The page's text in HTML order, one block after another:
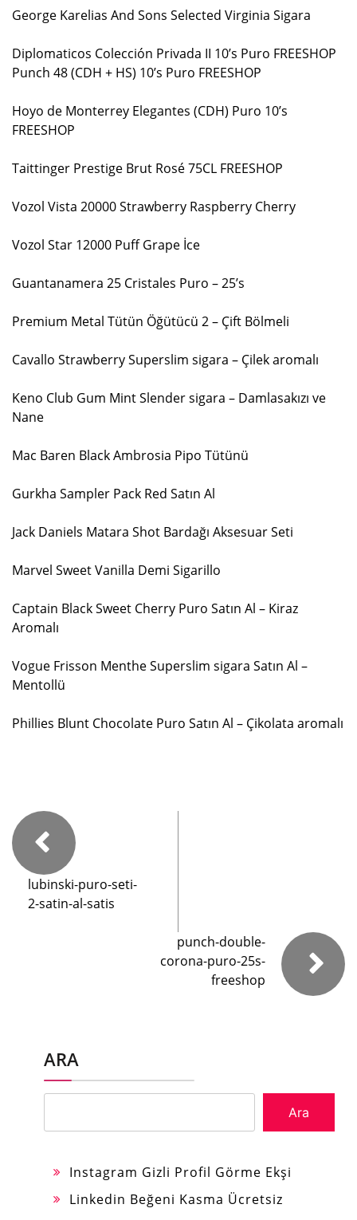
George Karelias And Sons Selected Virginia Sigara
Diplomaticos Colección Privada II 10’s Puro FREESHOP
Punch 48 (CDH + HS) 10’s Puro FREESHOP
Hoyo de Monterrey Elegantes (CDH) Puro 10’s
FREESHOP
Taittinger Prestige Brut Rosé 75CL FREESHOP
Vozol Vista 20000 Strawberry Raspberry Cherry
Vozol Star 12000 Puff Grape İce
Guantanamera 25 Cristales Puro – 25’s
Premium Metal Tütün Öğütücü 2 – Çift Bölmeli
Cavallo Strawberry Superslim sigara – Çilek aromalı
Keno Club Gum Mint Slender sigara – Damlasakızı ve
Nane
Mac Baren Black Ambrosia Pipo Tütünü
Gurkha Sampler Pack Red Satın Al
Jack Daniels Matara Shot Bardağı Aksesuar Seti
Marvel Sweet Vanilla Demi Sigarillo
Captain Black Sweet Cherry Puro Satın Al – Kiraz
Aromalı
Vogue Frisson Menthe Superslim sigara Satın Al –
Mentollü
Phillies Blunt Chocolate Puro Satın Al – Çikolata aromalı
lubinski-puro-seti-
2-satin-al-satis
punch-double-
corona-puro-25s-
freeshop
ARA
Ara
Instagram Gizli Profil Görme Ekşi
Linkedin Beğeni Kasma Ücretsiz